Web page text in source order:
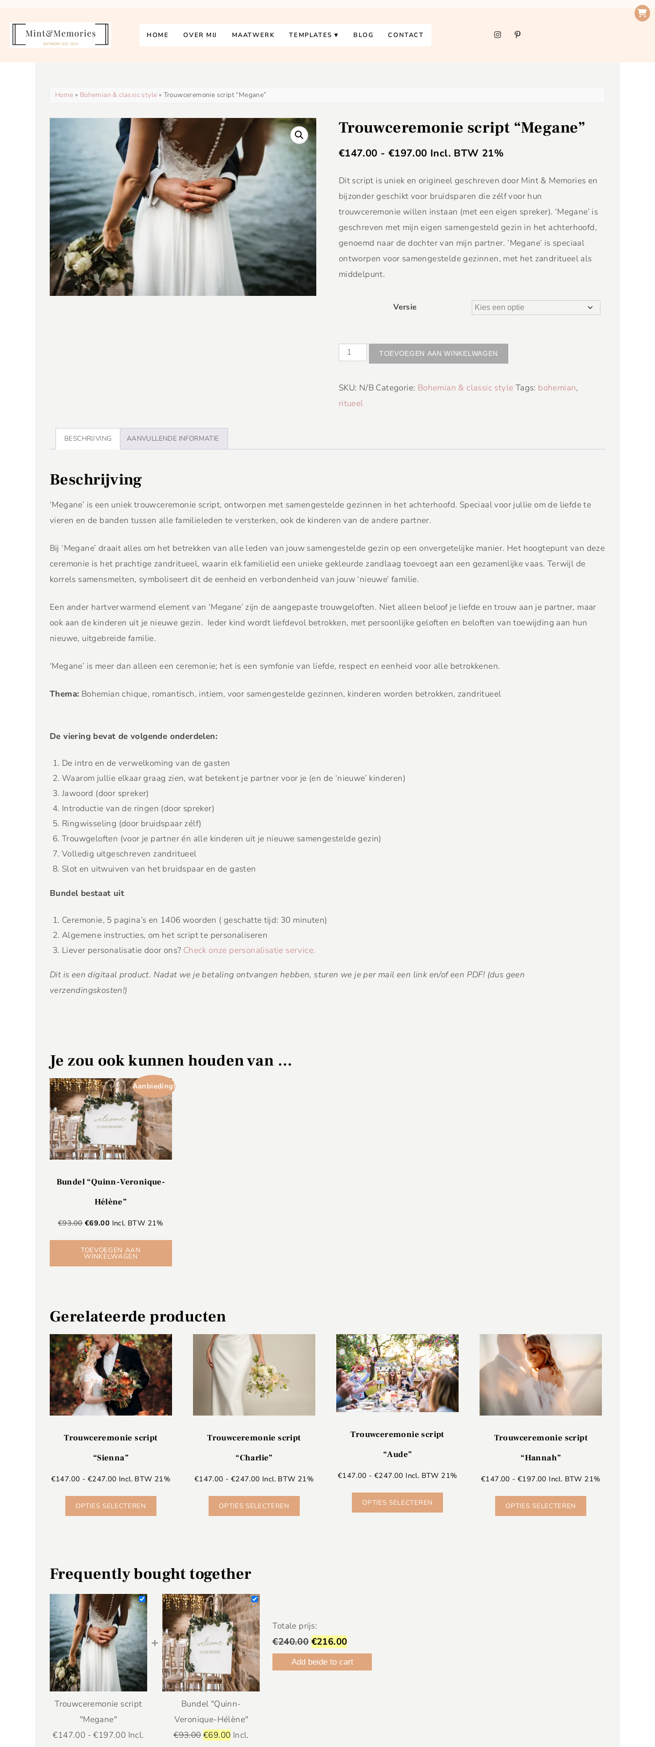
HOME OVER MIJ MAATWERK TEMPLATES BLOG CONTACT
Home » Bohemian & classic style » Trouwceremonie script “Megane”
Trouwceremonie script “Megane”
€147.00 - €197.00 Incl. BTW 21%
Dit script is uniek en origineel geschreven door Mint & Memories en
bijzonder geschikt voor bruidsparen die zélf voor hun
trouwceremonie willen instaan (met een eigen spreker). ‘Megane’ is
geschreven met mijn eigen samengesteld gezin in het achterhoofd,
genoemd naar de dochter van mijn partner. ‘Megane’ is speciaal
ontworpen voor samengestelde gezinnen, met het zandritueel als
middelpunt.
Versie
TOEVOEGEN AAN WINKELWAGEN
SKU: N/B Categorie: Bohemian & classic style Tags: bohemian,
ritueel
BESCHRIJVING AANVULLENDE INFORMATIE
Beschrijving
‘Megane’ is een uniek trouwceremonie script, ontworpen met samengestelde gezinnen in het achterhoofd. Speciaal voor jullie om de liefde te
vieren en de banden tussen alle familieleden te versterken, ook de kinderen van de andere partner.
Bij ‘Megane’ draait alles om het betrekken van alle leden van jouw samengestelde gezin op een onvergetelijke manier. Het hoogtepunt van deze
ceremonie is het prachtige zandritueel, waarin elk familielid een unieke gekleurde zandlaag toevoegt aan een gezamenlijke vaas. Terwijl de
korrels samensmelten, symboliseert dit de eenheid en verbondenheid van jouw ‘nieuwe’ familie.
Een ander hartverwarmend element van ‘Megane’ zijn de aangepaste trouwgeloften. Niet alleen beloof je liefde en trouw aan je partner, maar
ook aan de kinderen uit je nieuwe gezin. Ieder kind wordt liefdevol betrokken, met persoonlijke geloften en beloften van toewijding aan hun
nieuwe, uitgebreide familie.
‘Megane’ is meer dan alleen een ceremonie; het is een symfonie van liefde, respect en eenheid voor alle betrokkenen.
Thema: Bohemian chique, romantisch, intiem, voor samengestelde gezinnen, kinderen worden betrokken, zandritueel
De viering bevat de volgende onderdelen:
De intro en de verwelkoming van de gasten
Waarom jullie elkaar graag zien, wat betekent je partner voor je (en de ‘nieuwe’ kinderen)
Jawoord (door spreker)
Introductie van de ringen (door spreker)
Ringwisseling (door bruidspaar zélf)
Trouwgeloften (voor je partner én alle kinderen uit je nieuwe samengestelde gezin)
Volledig uitgeschreven zandritueel
Slot en uitwuiven van het bruidspaar en de gasten
Bundel bestaat uit
Ceremonie, 5 pagina’s en 1406 woorden ( geschatte tijd: 30 minuten)
Algemene instructies, om het script te personaliseren
Liever personalisatie door ons? Check onze personalisatie service.
Dit is een digitaal product. Nadat we je betaling ontvangen hebben, sturen we je per mail een link en/of een PDF! (dus geen
verzendingskosten!)
Je zou ook kunnen houden van …
Aanbieding!
Bundel “Quinn-Veronique-
Hélène”
€93.00 €69.00 Incl. BTW 21%
TOEVOEGEN AAN
WINKELWAGEN
Gerelateerde producten
Trouwceremonie script
“Sienna”
€147.00 - €247.00 Incl. BTW 21%
OPTIES SELECTEREN
Trouwceremonie script
“Charlie”
€147.00 - €247.00 Incl. BTW 21%
OPTIES SELECTEREN
Trouwceremonie script
“Aude”
€147.00 - €247.00 Incl. BTW 21%
OPTIES SELECTEREN
Trouwceremonie script
“Hannah”
€147.00 - €197.00 Incl. BTW 21%
OPTIES SELECTEREN
Frequently bought together
Trouwceremonie script
"Megane"
€147.00 - €197.00 Incl.
+
Bundel "Quinn-
Veronique-Hélène"
€93.00€69.00 Incl.
Totale prijs:
€240.00 €216.00
Add beide to cart